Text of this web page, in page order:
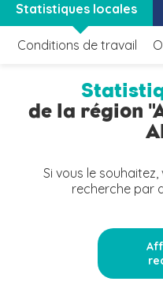
Statistiques locales
Conditions de travail
de la région
Si vous le
recherche par